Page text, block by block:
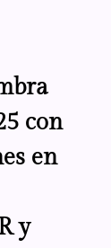
con
en
y